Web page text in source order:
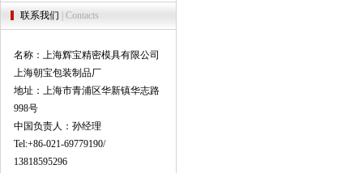
联系我们 | Contacts
名称：上海辉宝精密模具有限公司
上海朝宝包装制品厂
地址：上海市青浦区华新镇华志路
998号
中国负责人：孙经理
Tel:+86-021-69779190/
13818595296